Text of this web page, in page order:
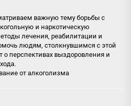
важную тему борьбы с
и наркотическую
лечения, реабилитации и
людям, столкнувшимся с этой
перспективах выздоровления и
от алкоголизма